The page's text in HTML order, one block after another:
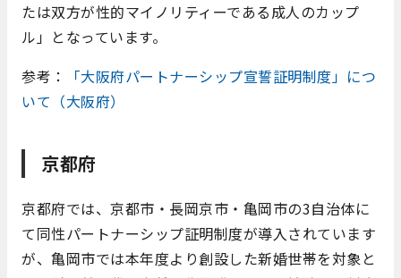
たは双方が性的マイノリティーである成人のカップ
ル」となっています。
参考：
「大阪府パートナーシップ宣誓証明制度」につ
いて（大阪府）
京都府
京都府では、京都市・長岡京市・亀岡市の3自治体に
て同性パートナーシップ証明制度が導入されています
が、亀岡市では本年度より創設した新婚世帯を対象と